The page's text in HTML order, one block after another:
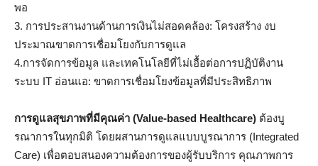
พอ
3. การประสานงานด้านการเงินไม่สอดคล้อง: โครงสร้าง งบ
ประมาณขาดการเชื่อมโยงกับการดูแล
4.การจัดการข้อมูล และเทคโนโลยีที่ไม่เอื้อต่อการปฏิบัติงาน
ระบบ IT อ่อนแอ: ขาดการเชื่อมโยงข้อมูลที่มีประสิทธิภาพ
การดูแลสุขภาพที่มีคุณค่า (Value-based Healthcare) ต้องบู
รณาการในทุกมิติ โดยผสานการดูแลแบบบูรณาการ (Integrated
Care) เพื่อตอบสนองความต้องการของผู้รับบริการ คุณภาพการ